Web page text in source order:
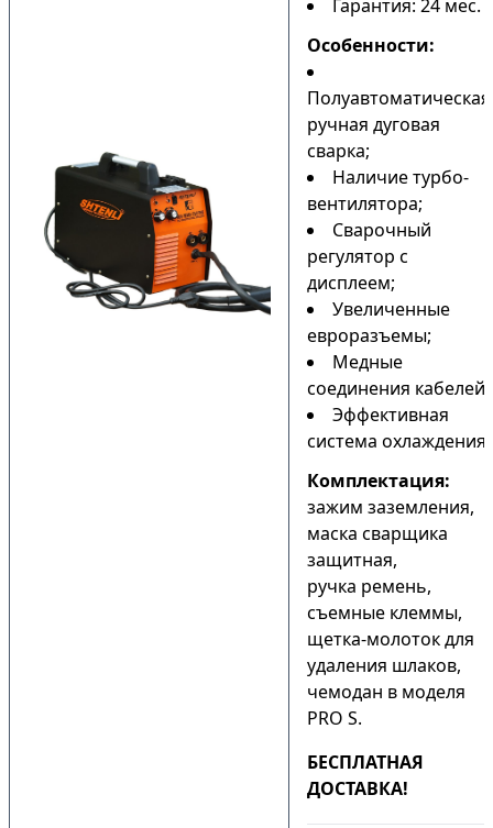
Гарантия: 24 мес.
Особенности:
ручная дуговая
сварка;
Наличие турбо-
вентилятора;
Сварочный
регулятор с
дисплеем;
Увеличенные
евроразъемы;
Медные
соединения кабелей;
Эффективная
система охлаждения.
Комплектация:
зажим заземления,
маска сварщика
защитная,
ручка ремень,
съемные клеммы,
щетка-молоток для
удаления шлаков,
чемодан в моделя
PRO S.
БЕСПЛАТНАЯ
ДОСТАВКА!